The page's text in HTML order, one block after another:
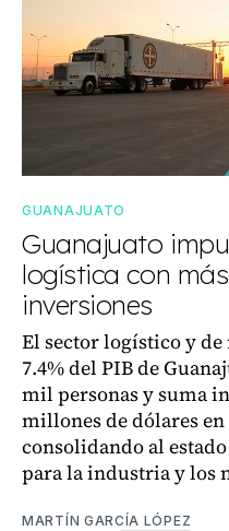
GUANAJUATO
Guanajuato
logística con
inversiones
El sector logístico y
7.4% del PIB de
mil personas y suma
millones de dólares
consolidando al
para la industria y los
MARTÍN GARCÍA LÓPEZ